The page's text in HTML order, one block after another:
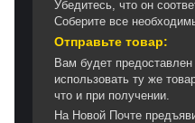
Убедитесь, что он
Соберите все
Отправьте товар:
Вам будет
использовать ту же
что и при получении.
На Новой Почте